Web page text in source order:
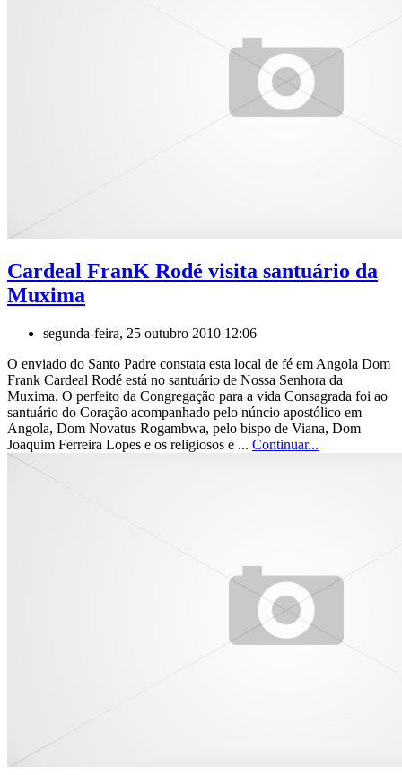
Cardeal FranK Rodé visita santuário da
Muxima
segunda-feira, 25 outubro 2010 12:06
O enviado do Santo Padre constata esta local de fé em Angola Dom
Frank Cardeal Rodé está no santuário de Nossa Senhora da
Muxima. O perfeito da Congregação para a vida Consagrada foi ao
santuário do Coração acompanhado pelo núncio apostólico em
Angola, Dom Novatus Rogambwa, pelo bispo de Viana, Dom
Joaquim Ferreira Lopes e os religiosos e ... Continuar...